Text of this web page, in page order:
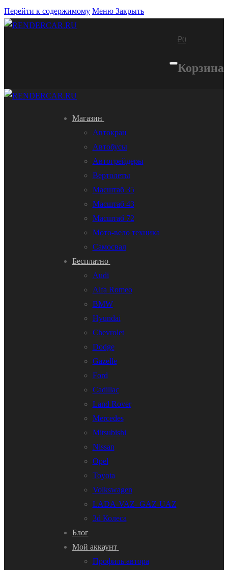
Перейти к содержимому Меню Закрыть
₽0
Корзина
Магазин
Автокран
Автобусы
Автогрейдеры
Вертолеты
Масштаб 35
Масштаб 43
Масштаб 72
Мото-вело техника
Самосвал
Бесплатно
Audi
Alfa Romeo
BMW
Hyundai
Chevrolet
Dodge
Gazelle
Ford
Cadillac
Land Rover
Mercedes
Mitsubishi
Nissan
Opel
Toyota
Volkswagen
LADA-VAZ- GAZ-UAZ
3d Колеса
Блог
Мой аккаунт
Профиль автора